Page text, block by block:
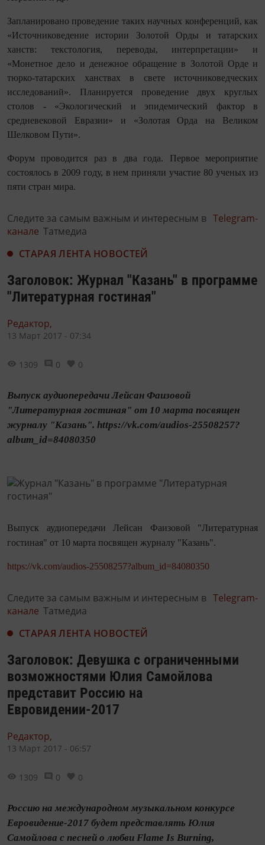
Запланировано проведение таких научных конференций, как
«Источниковедение истории Золотой Орды и татарских
ханств: текстология, переводы, интерпретации» и
«Монетное дело и денежное обращение в Золотой Орде и
тюрко-татарских ханствах в свете источниковедческих
исследований». Планируется проведение двух круглых
столов - «Экологический и эпидемический фактор в
средневековой Евразии» и «Золотая Орда на Великом
Шелковом Пути».
Форум проводится раз в два года. Первое мероприятие
состоялось в 2009 году, в нем приняли участие 80 ученых из
пяти стран мира.
Следите за самым важным и интересным в Telegram-
канале Татмедиа
СТАРАЯ ЛЕНТА НОВОСТЕЙ
Заголовок: Журнал "Казань" в программе
"Литературная гостиная"
Редактор,
13 Март 2017 - 07:34
1309 0 0
Выпуск аудиопередачи Лейсан Фаизовой
"Литературная гостиная" от 10 марта посвящен
журналу "Казань". https://vk.com/audios-25508257?
album_id=84080350
Выпуск аудиопередачи Лейсан Фаизовой "Литературная
гостиная" от 10 марта посвящен журналу "Казань".
https://vk.com/audios-25508257?album_id=84080350
Следите за самым важным и интересным в Telegram-
канале Татмедиа
СТАРАЯ ЛЕНТА НОВОСТЕЙ
Заголовок: Девушка с ограниченными
возможностями Юлия Самойлова
представит Россию на
Евровидении-2017
Редактор,
13 Март 2017 - 06:57
1309 0 0
Россию на международном музыкальном конкурсе
Евровидение-2017 будет представлять Юлия
Самойлова с песней о любви Flame Is Burning,